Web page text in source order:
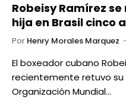
Robeisy Ramírez
hija en Brasil cinco
Por Henry Morales Marquez
El boxeador cubano
recientemente retuvo
Organización Mundial…